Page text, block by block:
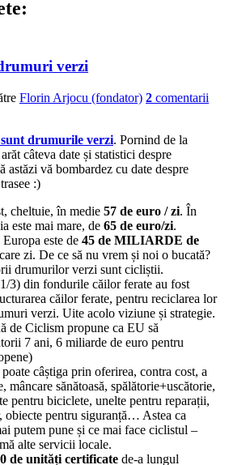
verzi
Florin Arjocu (fondator) 2 comentarii
sunt drumurile verzi. Pornind de la
câteva date și statistici despre
astăzi vă bombardez cu date despre
:)
cheltuie, în medie 57 de euro / zi. În
este mai mare, de 65 de euro/zi.
este de 45 de MILIARDE de
zi. De ce să nu vrem și noi o bucată?
drumurilor verzi sunt cicliștii.
3) din fondurile căilor ferate au fost
căilor ferate, pentru reciclarea lor
verzi. Uite acolo viziune și strategie.
de Ciclism propune ca EU să
7 ani, 6 miliarde de euro pentru
câștiga prin oferirea, contra cost, a
mâncare sănătoasă, spălătorie+uscătorie,
pentru biciclete, unelte pentru reparații,
obiecte pentru siguranță… Astea ca
putem pune și ce mai face ciclistul –
alte servicii locale.
de unități certificate de-a lungul